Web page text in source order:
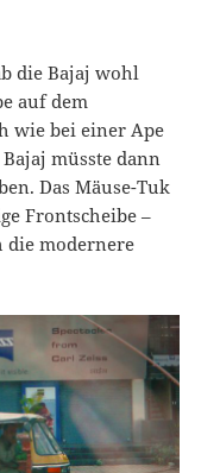
die Bajaj wohl
auf dem
wie bei einer Ape
müsste dann
Das Mäuse-Tuk
Frontscheibe –
die modernere